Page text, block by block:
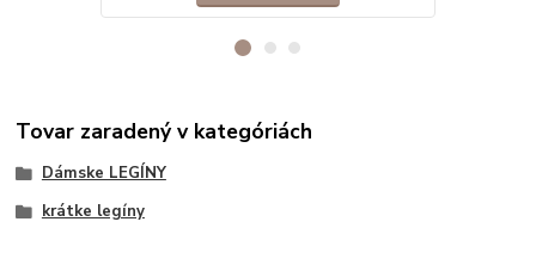
Tovar zaradený v kategóriách
Dámske LEGÍNY
krátke legíny